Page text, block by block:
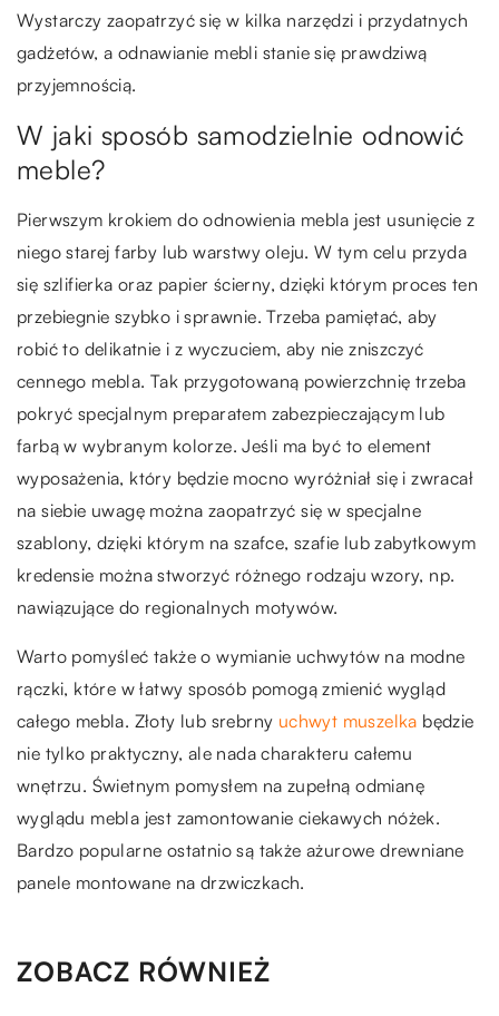
Wystarczy zaopatrzyć się w kilka narzędzi i przydatnych
gadżetów, a odnawianie mebli stanie się prawdziwą
przyjemnością.
W jaki sposób samodzielnie odnowić
meble?
Pierwszym krokiem do odnowienia mebla jest usunięcie z
niego starej farby lub warstwy oleju. W tym celu przyda
się szlifierka oraz papier ścierny, dzięki którym proces ten
przebiegnie szybko i sprawnie. Trzeba pamiętać, aby
robić to delikatnie i z wyczuciem, aby nie zniszczyć
cennego mebla. Tak przygotowaną powierzchnię trzeba
pokryć specjalnym preparatem zabezpieczającym lub
farbą w wybranym kolorze. Jeśli ma być to element
wyposażenia, który będzie mocno wyróżniał się i zwracał
na siebie uwagę można zaopatrzyć się w specjalne
szablony, dzięki którym na szafce, szafie lub zabytkowym
kredensie można stworzyć różnego rodzaju wzory, np.
nawiązujące do regionalnych motywów.
Warto pomyśleć także o wymianie uchwytów na modne
rączki, które w łatwy sposób pomogą zmienić wygląd
całego mebla. Złoty lub srebrny uchwyt muszelka będzie
nie tylko praktyczny, ale nada charakteru całemu
wnętrzu. Świetnym pomysłem na zupełną odmianę
wyglądu mebla jest zamontowanie ciekawych nóżek.
Bardzo popularne ostatnio są także ażurowe drewniane
panele montowane na drzwiczkach.
ZOBACZ RÓWNIEŻ